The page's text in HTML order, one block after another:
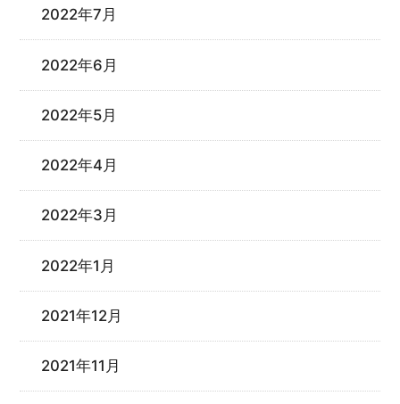
2022年7月
2022年6月
2022年5月
2022年4月
2022年3月
2022年1月
2021年12月
2021年11月